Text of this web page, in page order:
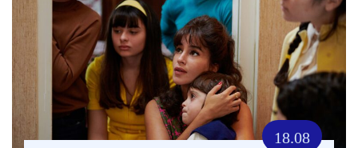
18.08